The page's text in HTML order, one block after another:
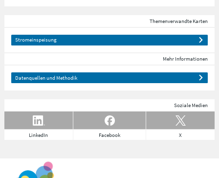
Themenverwandte Karten
Stromeinspeisung
Mehr Informationen
Datenquellen und Methodik
Soziale Medien
LinkedIn Facebook X